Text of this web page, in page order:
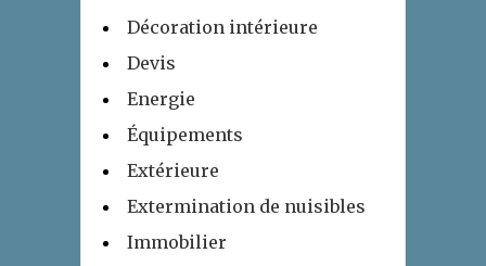
Décoration intérieure
Devis
Energie
Équipements
Extérieure
Extermination de nuisibles
Immobilier